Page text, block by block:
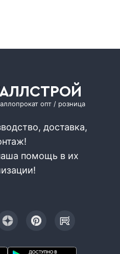
опт / розница
доставка,
помощь в их